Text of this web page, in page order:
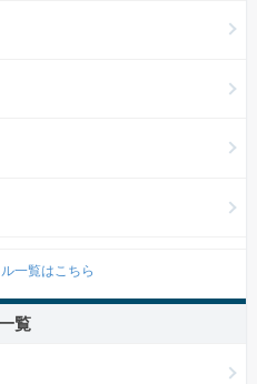
一覧はこちら
覧